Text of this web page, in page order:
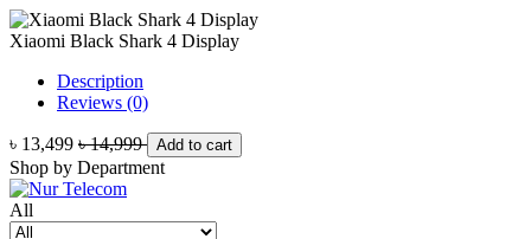
Xiaomi Black Shark 4 Display
Description
Reviews (0)
৳ 13,499 ৳ 14,999 Add to cart
Shop by Department
All